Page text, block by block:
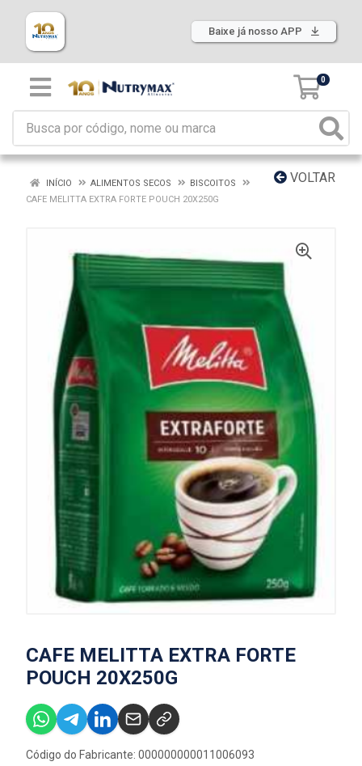
Baixe já nosso APP
0
VOLTAR
INÍCIO ALIMENTOS SECOS
BISCOITOS
CAFE MELITTA EXTRA FORTE POUCH 20X250G
CAFE MELITTA EXTRA FORTE
POUCH 20X250G
Código do Fabricante: 000000000011006093